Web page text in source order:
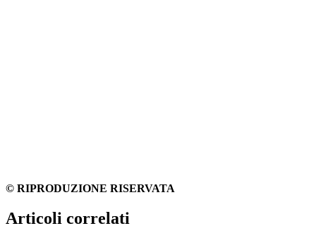
© RIPRODUZIONE RISERVATA
Articoli correlati